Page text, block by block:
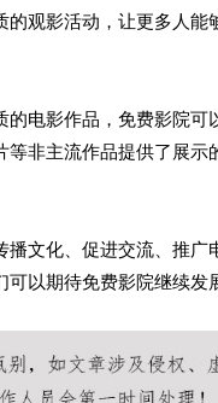
观影活动，让更多人能
电影作品，免费影院可
非主流作品提供了展示
文化、促进交流、推广
以期待免费影院继续发